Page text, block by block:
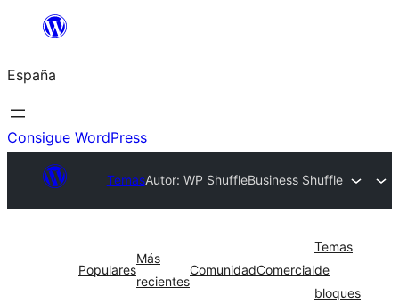
Saltar
contenido
España
Consigue WordPress
TemasAutor: WP ShuffleBusiness Shuffle
Populares
Más
recientes
ComunidadComercial
Temas
de
bloques